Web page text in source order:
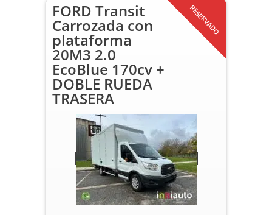
RESERVADO
FORD Transit
Carrozada con
plataforma
20M3 2.0
EcoBlue 170cv +
DOBLE RUEDA
TRASERA